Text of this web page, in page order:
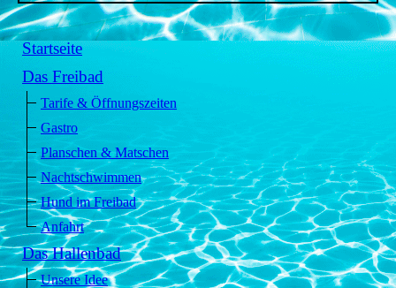
Startseite
Das Freibad
Tarife & Öffnungszeiten
Gastro
Planschen & Matschen
Nachtschwimmen
Hund im Freibad
Anfahrt
Das Hallenbad
Unsere Idee